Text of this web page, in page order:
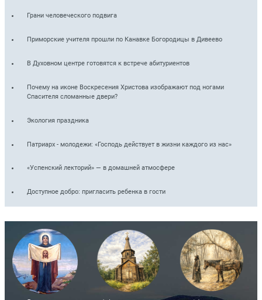
Грани человеческого подвига
Приморские учителя прошли по Канавке Богородицы в Дивеево
В Духовном центре готовятся к встрече абитуриентов
Почему на иконе Воскресения Христова изображают под ногами
Спасителя сломанные двери?
Экология праздника
Патриарх - молодежи: «Господь действует в жизни каждого из нас»
«Успенский лекторий» — в домашней атмосфере
Доступное добро: пригласить ребенка в гости